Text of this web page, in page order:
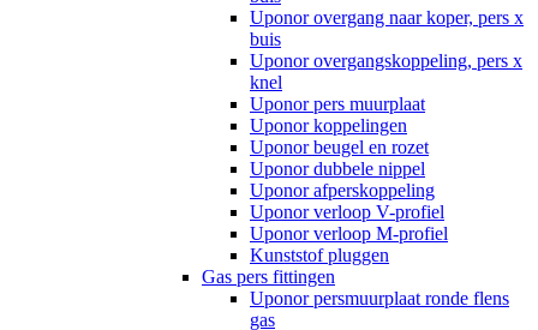
Uponor overgang naar koper, pers x
buis
Uponor overgangskoppeling, pers x
knel
Uponor pers muurplaat
Uponor koppelingen
Uponor beugel en rozet
Uponor dubbele nippel
Uponor afperskoppeling
Uponor verloop V-profiel
Uponor verloop M-profiel
Kunststof pluggen
Gas pers fittingen
Uponor persmuurplaat ronde flens
gas